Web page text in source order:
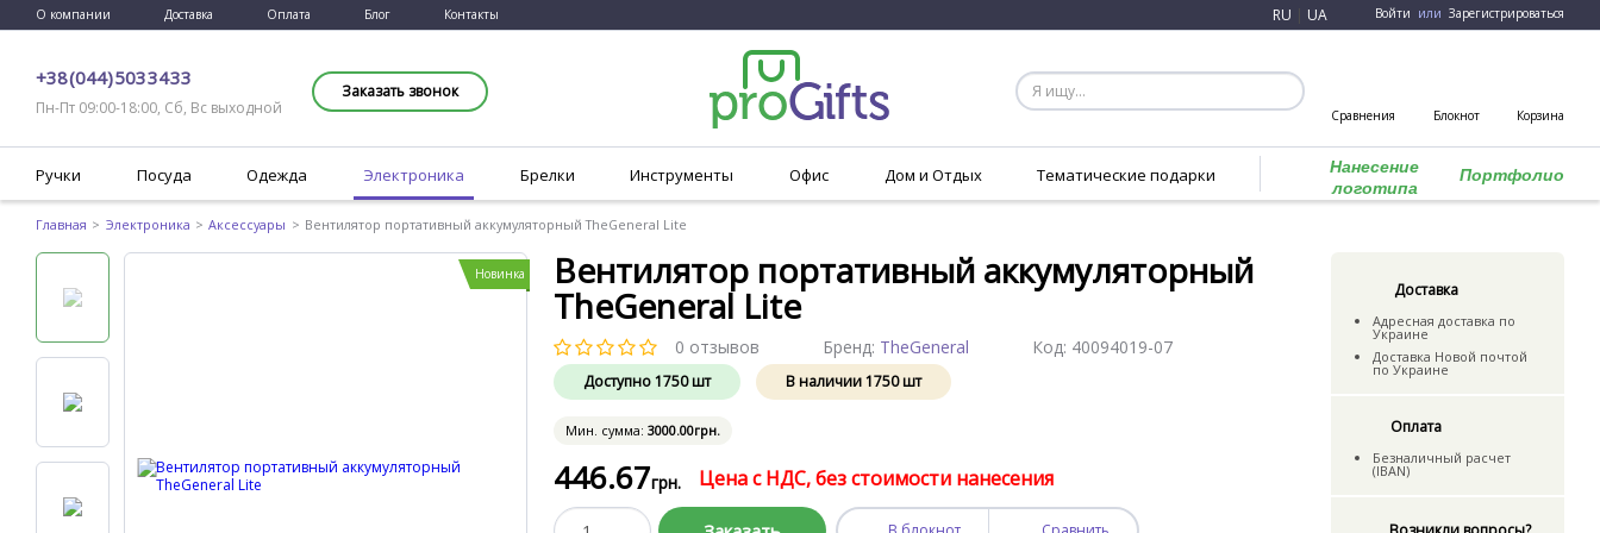
О компании Доставка Оплата Блог Контакты RU UA Войти или Зарегистрироваться
+38 (044) 503 34 33
Пн-Пт 09:00-18:00, Сб, Вс выходной
Заказать звонок
Сравнения Блокнот Корзина
Ручки Посуда Одежда Электроника Брелки Инструменты Офис Дом и Отдых Тематические подарки
Нанесение
логотипа
Портфолио
Главная Электроника Аксессуары Вентилятор портативный аккумуляторный TheGeneral Lite
Новинка Вентилятор портативный аккумуляторный
TheGeneral Lite
0 отзывов Бренд: TheGeneral Код: 40094019-07
Доступно1750 шт В наличии1750шт
Мин. сумма:3000.00грн.
446.67грн. Цена с НДС, без стоимости нанесения
Доставка
Адресная доставка по
Украине
Доставка Новой почтой
по Украине
Оплата
Безналичный расчет
(IBAN)